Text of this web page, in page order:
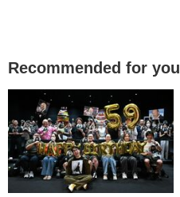
Recommended for you